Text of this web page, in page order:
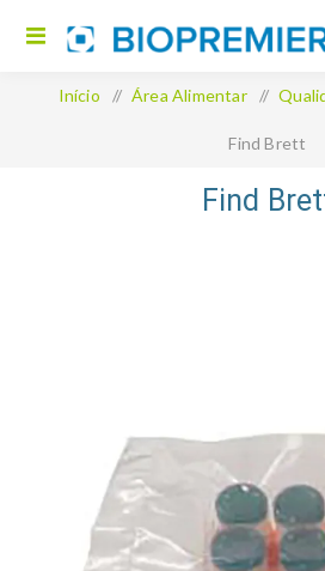
Início / Área Alimentar /
Find Brett
Find